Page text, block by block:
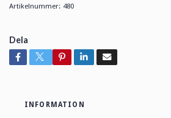
Artikelnummer: 480
Dela
INFORMATION